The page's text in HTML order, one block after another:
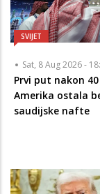
SVIJET
Sat, 8 Aug 2026 -
Prvi put nakon
Amerika ostala
saudijske nafte